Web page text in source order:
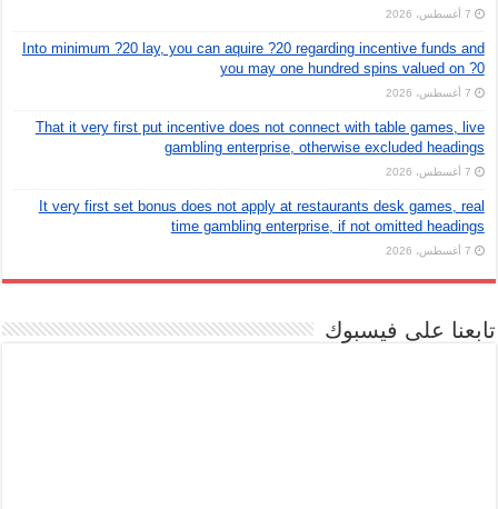
7 أغسطس، 2026
Into minimum ?20 lay, you can aquire ?20 regarding incentive funds and
you may one hundred spins valued on ?0
7 أغسطس، 2026
That it very first put incentive does not connect with table games, live
gambling enterprise, otherwise excluded headings
7 أغسطس، 2026
It very first set bonus does not apply at restaurants desk games, real
time gambling enterprise, if not omitted headings
7 أغسطس، 2026
تابعنا على فيسبوك